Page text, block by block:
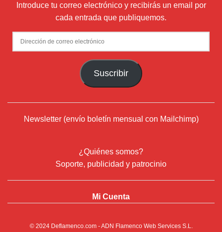
Introduce tu correo electrónico y recibirás un email por
cada entrada que publiquemos.
Dirección
de
Suscribir
Newsletter (envío boletín mensual con Mailchimp)
¿Quiénes somos?
Soporte, publicidad y patrocinio
Mi Cuenta
© 2024 Deflamenco.com- ADN Flamenco Web Services S.L.